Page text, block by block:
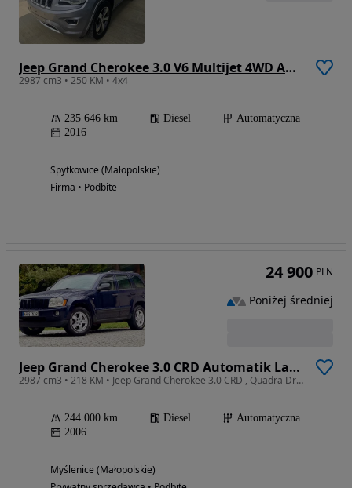
Jeep Grand Cherokee 3.0 V6 Multijet 4WD Automatik Overland
2987 cm3 • 250 KM • 4x4
235 646 km Diesel
Automatyczna
2016
Spytkowice (Małopolskie)
Firma • Podbite
Jeep Grand Cherokee 3.0 CRD Automatik Laredo
2987 cm3 • 218 KM • Jeep Grand Cherokee 3.0 CRD , Quadra Drive II
244 000 km Diesel
Automatyczna
2006
Myślenice (Małopolskie)
24 900 PLN
Poniżej średniej